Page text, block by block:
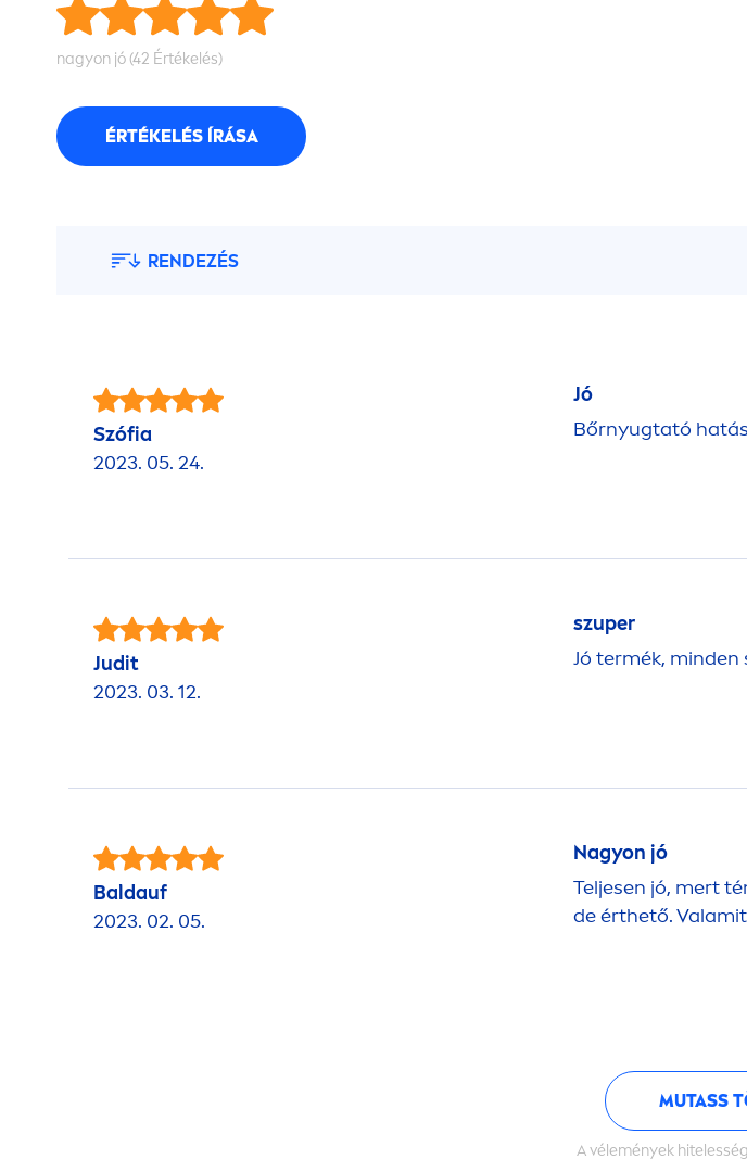
nagyon jó (42 Értékelés)
ÉRTÉKELÉS ÍRÁSA
RENDEZÉS
Szófia
2023. 05. 24.
Jó
Bőrnyugtató
Judit
2023. 03. 12.
szuper
Jó termék,
Baldauf
2023. 02. 05.
Nagyon jó
Teljesen jó, mert
de érthető.
MUTASS
A vélemények